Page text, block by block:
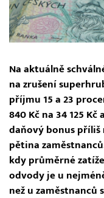
Na aktuálně
na zrušení
příjmu 15 a 23
840 Kč na 34 125
daňový bonus příliš
pětina
kdy průměrné
odvody je u
než u zaměstnanců